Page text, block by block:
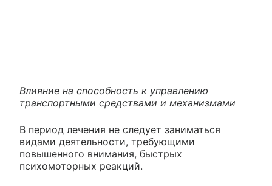
Влияние на способность к управлению
транспортными средствами и механизмами
В период лечения не следует заниматься
видами деятельности, требующими
повышенного внимания, быстрых
психомоторных реакций.